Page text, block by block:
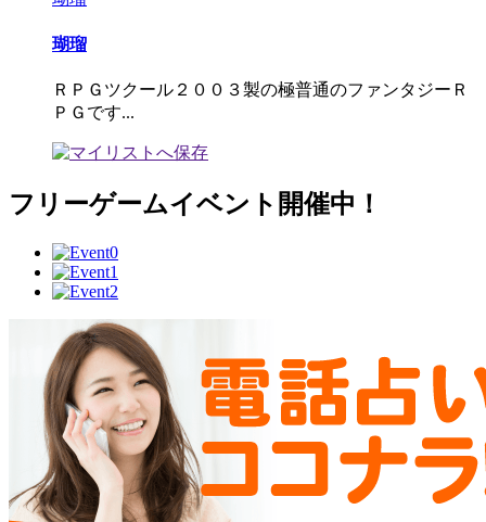
瑚瑠
ＲＰＧツクール２００３製の極普通のファンタジーＲ
ＰＧです...
フリーゲームイベント開催中！